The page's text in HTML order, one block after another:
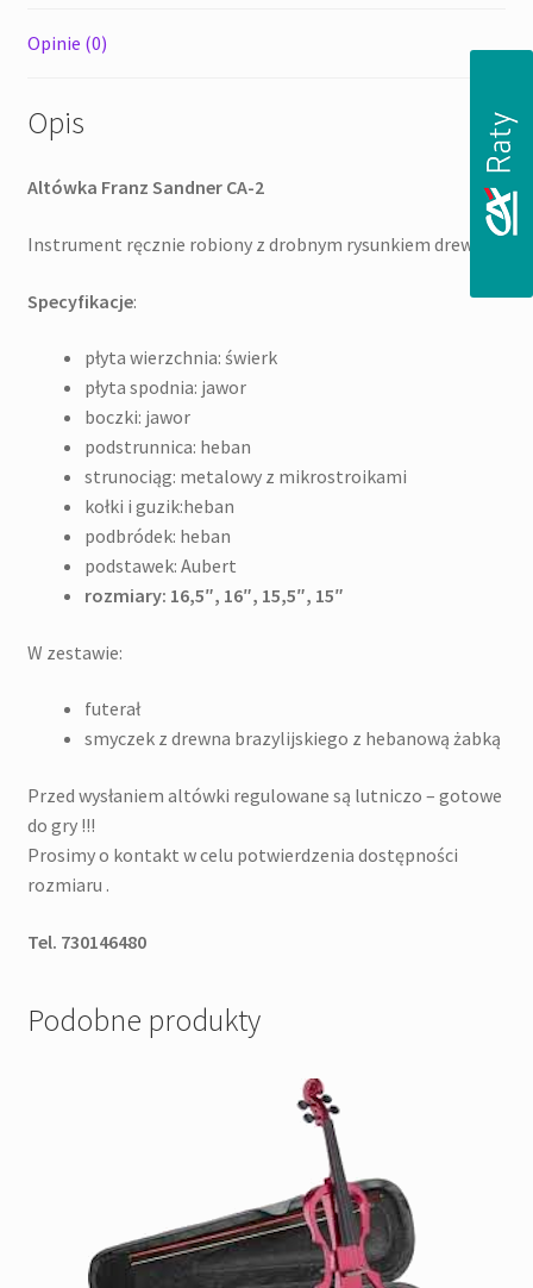
Opinie (0)
Opis
Altówka Franz Sandner CA-2
Instrument ręcznie robiony z drobnym rysunkiem drewna.
Specyfikacje:
płyta wierzchnia: świerk
płyta spodnia: jawor
boczki: jawor
podstrunnica: heban
strunociąg: metalowy z mikrostroikami
kołki i guzik:heban
podbródek: heban
podstawek: Aubert
rozmiary: 16,5″, 16″, 15,5″, 15″
W zestawie:
futerał
smyczek z drewna brazylijskiego z hebanową żabką
Przed wysłaniem altówki regulowane są lutniczo – gotowe
do gry !!!
Prosimy o kontakt w celu potwierdzenia dostępności
rozmiaru .
Tel. 730146480
Podobne produkty